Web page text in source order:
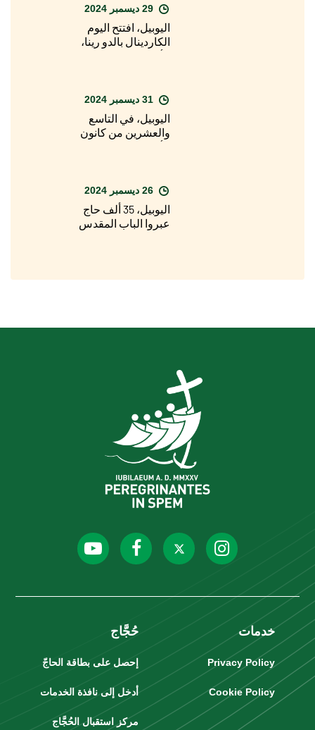
اليوبيل، افتتح اليوم
الكاردينال بالدو رينا،
الأسقف المعاون
القديس يوحنا في
اللاتران
اليوبيل، في التاسع
والعشرين من كانون
الأول/ديسمبر، الافتتاح
حول العالم
اليوبيل، 35 ألف حاج
عبروا الباب المقدس
خدمات
Privacy Policy
Cookie Policy
حُجَّاج
إحصل على بطاقة الحاجّ
أدخل إلى نافذة الخدمات
مركز استقبال الحُجَّاج